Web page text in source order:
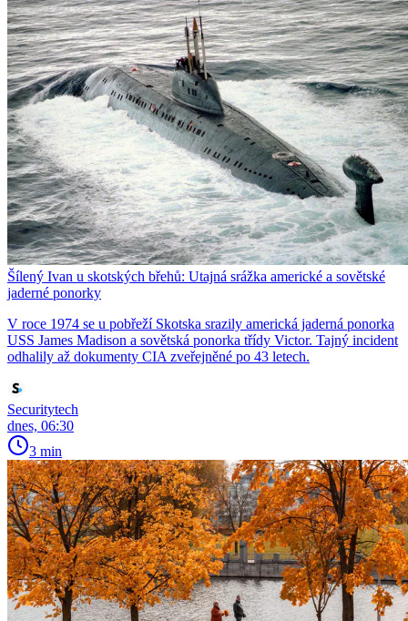
Šílený Ivan u skotských břehů: Utajná srážka americké a sovětské
jaderné ponorky
V roce 1974 se u pobřeží Skotska srazily americká jaderná ponorka
USS James Madison a sovětská ponorka třídy Victor. Tajný incident
odhalily až dokumenty CIA zveřejněné po 43 letech.
Securitytech
dnes, 06:30
3 min